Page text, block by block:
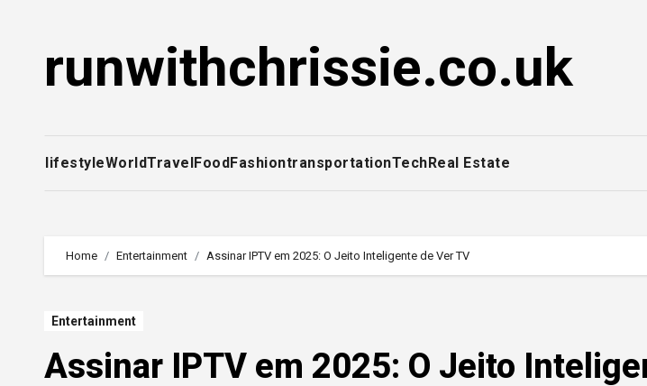
runwithchrissie.co.uk
lifestyleWorldTravelFoodFashiontransportationTechReal Estate
Home Entertainment Assinar IPTV em 2025: O Jeito Inteligente de Ver TV
Entertainment
Assinar IPTV em 2025: O Jeito